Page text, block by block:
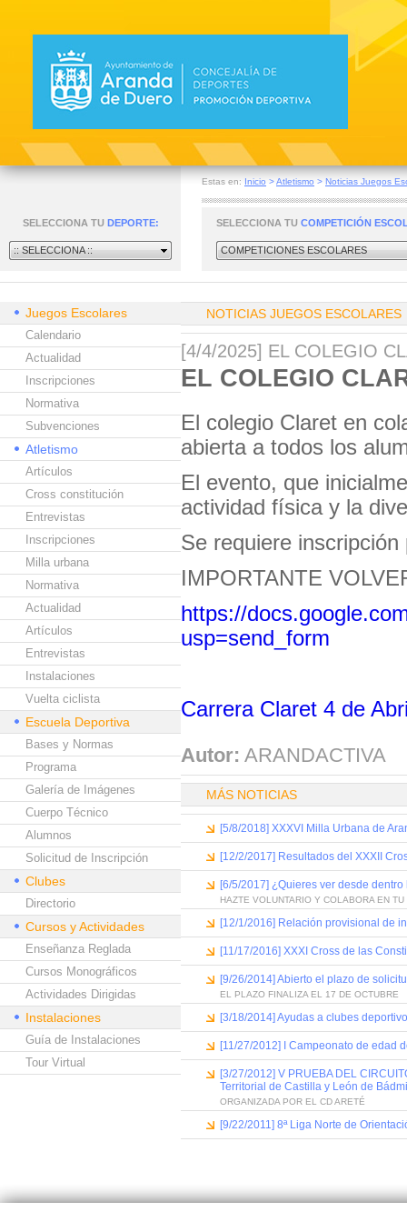
Estas en: Inicio >Atletismo > Noticias Juegos
SELECCIONA TU DEPORTE:
:: SELECCIONA ::
SELECCIONA TU COMPETICIÓN
COMPETICIONES ESCOLARES
Juegos Escolares
Calendario
Actualidad
Inscripciones
Normativa
Subvenciones
Atletismo
Artículos
Cross constitución
Entrevistas
Inscripciones
Milla urbana
Normativa
Actualidad
Artículos
Entrevistas
Instalaciones
Vuelta ciclista
Escuela Deportiva
Bases y Normas
Programa
Galería de Imágenes
Cuerpo Técnico
Alumnos
Solicitud de Inscripción
Clubes
Directorio
Cursos y Actividades
Enseñanza Reglada
Cursos Monográficos
Actividades Dirigidas
Instalaciones
Guía de Instalaciones
Tour Virtual
NOTICIAS JUEGOS ESCOLARES
[4/4/2025] EL COLEGIO
EL COLEGIO
El colegio Claret en
abierta a todos los
El evento, que
actividad física y la
Se requiere
IMPORTANTE
https://
usp=send_form
Carrera Claret 4 de
Autor: ARANDACTIVA
MÁS NOTICIAS
[5/8/2018] XXXVI Milla Urbana de
[12/2/2017] Resultados del XXXII
[6/5/2017] ¿Quieres ver desde
HAZTE VOLUNTARIO Y COLABORA EN TU
[12/1/2016] Relación provisional de
[11/17/2016] XXXI Cross de las
[9/26/2014] Abierto el plazo de
EL PLAZO FINALIZA EL 17 DE OCTUBRE
[3/18/2014] Ayudas a clubes
[11/27/2012] I Campeonato de edad
[3/27/2012] V PRUEBA DEL
Territorial de Castilla y León de
ORGANIZADA POR EL CD ARETÉ
[9/22/2011] 8ª Liga Norte de